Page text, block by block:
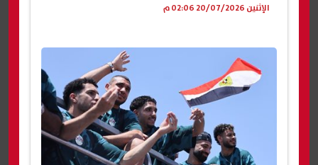
الإثنين 20/07/2026 02:06 م